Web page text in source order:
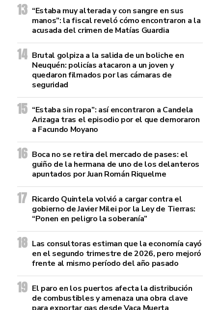
“Estaba muy alterada y con sangre en sus
manos”: la fiscal reveló cómo encontraron a la
acusada del crimen de Matías Guardia
Brutal golpiza a la salida de un boliche en
Neuquén: policías atacaron a un joven y
quedaron filmados por las cámaras de
seguridad
“Estaba sin ropa”: así encontraron a Candela
Arizaga tras el episodio por el que demoraron
a Facundo Moyano
Boca no se retira del mercado de pases: el
guiño de la hermana de uno de los delanteros
apuntados por Juan Román Riquelme
Ricardo Quintela volvió a cargar contra el
gobierno de Javier Milei por la Ley de Tierras:
“Ponen en peligro la soberanía”
Las consultoras estiman que la economía cayó
en el segundo trimestre de 2026, pero mejoró
frente al mismo período del año pasado
El paro en los puertos afecta la distribución
de combustibles y amenaza una obra clave